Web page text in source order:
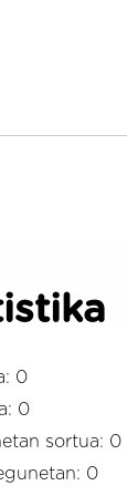
0
0
sortua: 0
0